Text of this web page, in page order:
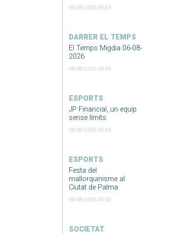
06/08/2026 09:23
DARRER EL TEMPS
El Temps Migdia 06-08-
2026
06/08/2026 04:55
ESPORTS
JP Financial, un equip
sense límits
06/08/2026 05:54
ESPORTS
Festa del
mallorquinisme al
Ciutat de Palma
06/08/2026 05:50
SOCIETAT